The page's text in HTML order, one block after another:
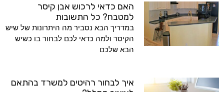
האם כדאי לרכוש אבן קיסר
למטבח? כל התשובות
במדריך הבא נסביר מה היתרונות של שיש
הקיסר ולמה כדאי לכם לבחור בו כשיש
הבא שלכם
איך לבחור רהיטים למשרד בהתאם